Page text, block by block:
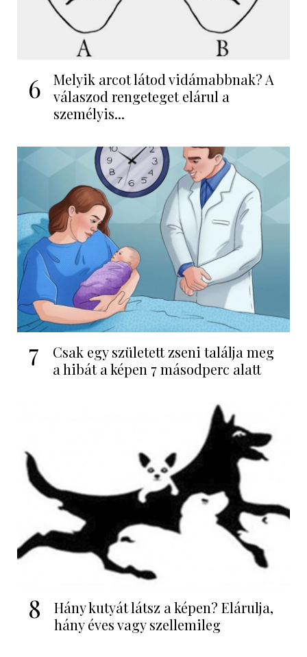
6
Melyik arcot látod vidámabbnak? A
válaszod rengeteget elárul a
személyis...
7
Csak egy született zseni találja meg
a hibát a képen 7 másodperc alatt
8
Hány kutyát látsz a képen? Elárulja,
hány éves vagy szellemileg